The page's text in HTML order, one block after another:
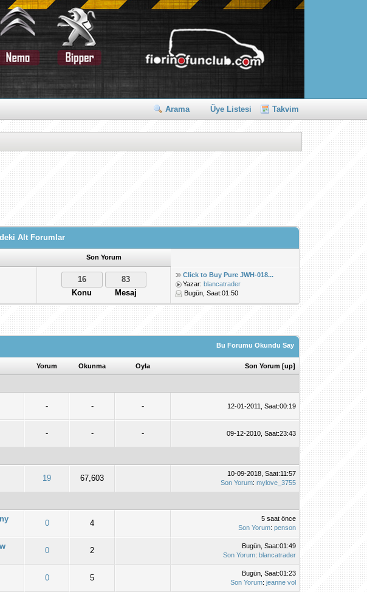
Arama Üye Listesi Takvim
Alt Forumlar
Son Yorum
16
Konu
83
Mesaj
Click to Buy Pure JWH-018...
Yazar:blancatrader
Bugün , Saat:01:50
Bu Forumu Okundu Say
Yorum Okunma Oyla Son Yorum [up]
- - - 12-01-2011, Saat:00:19
- - - 09-12-2010, Saat:23:43
19 67,603
10-09-2018, Saat:11:57
Son Yorum:mylove_3755
0 4
5 saat önce
Son Yorum:penson
0 2 Bugün , Saat:01:49
Son Yorum:blancatrader
0 5 Bugün , Saat:01:23
Son Yorum:jeanne vol